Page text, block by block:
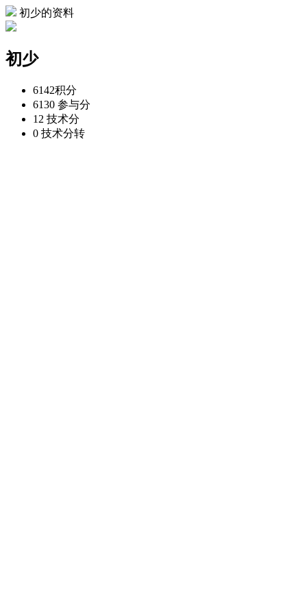
初少的资料
初少
6142积分
6130 参与分
12 技术分
0 技术分转